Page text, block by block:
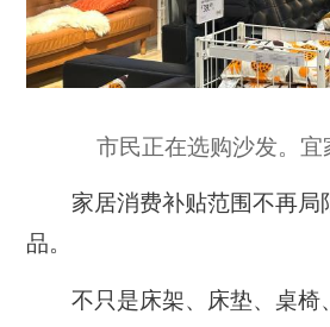
市民正在选购沙发。宜
家居消费补贴范围不再局
品。
不只是床架、床垫、桌椅